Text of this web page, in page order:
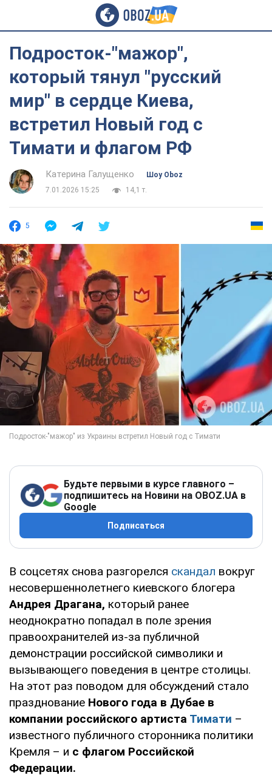
Подросток-"мажор",
который тянул "русский
мир" в сердце Киева,
встретил Новый год с
Тимати и флагом РФ
Катерина Галущенко
Шоу Oboz
7.01.2026 15:25
14,1 т.
5
Будьте первыми в курсе главного –
подпишитесь на Новини на OBOZ.UA в
Google
Подписаться
В соцсетях снова разгорелся скандал вокруг
несовершеннолетнего киевского блогера
Андрея Драгана, который ранее
неоднократно попадал в поле зрения
правоохранителей из-за публичной
демонстрации российской символики и
вызывающего поведения в центре столицы.
На этот раз поводом для обсуждений стало
празднование Нового года в Дубае в
компании российского артиста Тимати –
известного публичного сторонника политики
Кремля – и с флагом Российской
Федерации.